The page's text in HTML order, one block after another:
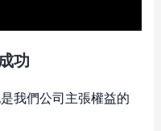
功
我們公司主張權益的